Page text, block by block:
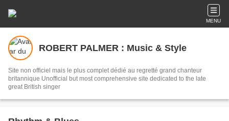
MENU
ROBERT PALMER : Music & Style
Site non officiel mais le plus complet dédié au regretté grand chanteur
britannique Unofficial but most comprehensive site dedicated to the late
great British singer